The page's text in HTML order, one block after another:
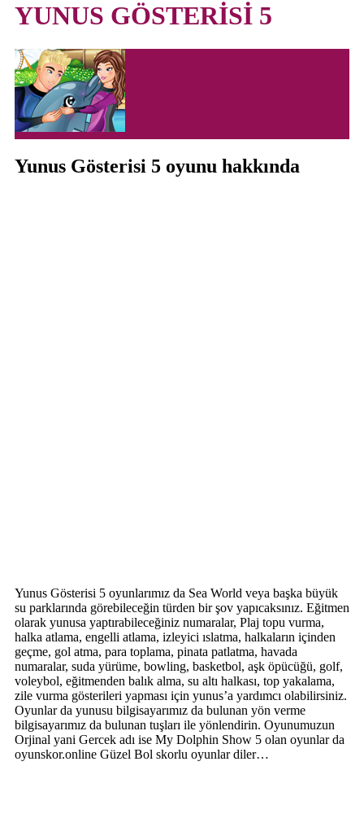
YUNUS GÖSTERİSİ 5
Yunus Gösterisi 5 oyunu hakkında
Yunus Gösterisi 5 oyunlarımız da Sea World veya başka büyük
su parklarında görebileceğin türden bir şov yapıcaksınız. Eğitmen
olarak yunusa yaptırabileceğiniz numaralar, Plaj topu vurma,
halka atlama, engelli atlama, izleyici ıslatma, halkaların içinden
geçme, gol atma, para toplama, pinata patlatma, havada
numaralar, suda yürüme, bowling, basketbol, aşk öpücüğü, golf,
voleybol, eğitmenden balık alma, su altı halkası, top yakalama,
zile vurma gösterileri yapması için yunus’a yardımcı olabilirsiniz.
Oyunlar da yunusu bilgisayarımız da bulunan yön verme
bilgisayarımız da bulunan tuşları ile yönlendirin. Oyunumuzun
Orjinal yani Gercek adı ise My Dolphin Show 5 olan oyunlar da
oyunskor.online Güzel Bol skorlu oyunlar diler…